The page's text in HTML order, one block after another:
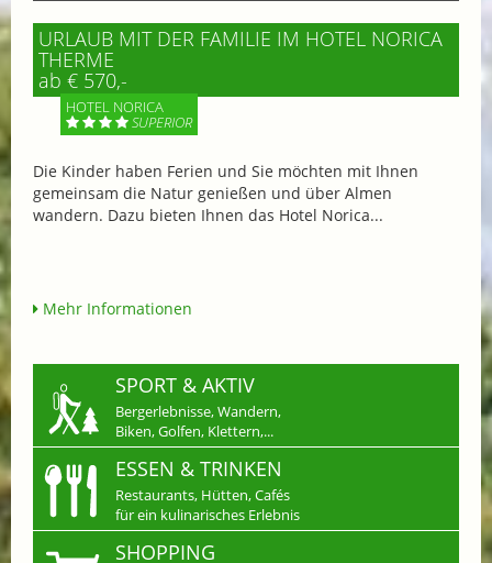
URLAUB MIT DER FAMILIE IM HOTEL NORICA
THERME
ab € 570,-
HOTEL NORICA
SUPERIOR
Die Kinder haben Ferien und Sie möchten mit Ihnen
gemeinsam die Natur genießen und über Almen
wandern. Dazu bieten Ihnen das Hotel Norica...
Mehr Informationen
SPORT & AKTIV
Bergerlebnisse, Wandern,
Biken, Golfen, Klettern,...
ESSEN & TRINKEN
Restaurants, Hütten, Cafés
für ein kulinarisches Erlebnis
SHOPPING